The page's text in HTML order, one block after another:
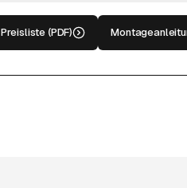
Preisliste (PDF)